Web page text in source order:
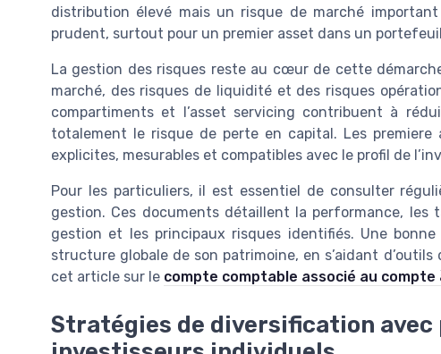
distribution élevé mais un risque de marché
prudent, surtout pour un premier asset dans un
La gestion des risques reste au cœur de cette
marché, des risques de liquidité et des risques
compartiments et l’asset servicing contribuent à
totalement le risque de perte en capital. Les
explicites, mesurables et compatibles avec le profil de
Pour les particuliers, il est essentiel de consulter
gestion. Ces documents détaillent la performance,
gestion et les principaux risques identifiés. Une
structure globale de son patrimoine, en s’aidant
cet article sur le compte comptable associé au compte
Stratégies de diversification